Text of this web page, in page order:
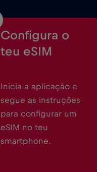
Configura o
teu eSIM
Inicia a aplicação e
segue as instruções
para configurar um
eSIM no teu
smartphone.